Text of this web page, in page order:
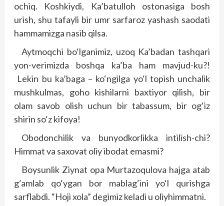
ochiq. Koshkiydi, Ka’batulloh ostonasiga bosh
urish, shu tafayli bir umr sarfaroz yashash saodati
hammamizga nasib qilsa.
Aytmoqchi bo‘lganimiz, uzoq Ka’badan tashqari
yon-verimizda boshqa ka’ba ham mavjud-ku?!
Lekin bu ka’baga – ko‘ngilga yo‘l topish unchalik
mushkulmas, goho kishilarni baxtiyor qilish, bir
olam savob olish uchun bir tabassum, bir og‘iz
shirin so‘z kifoya!
Obodonchilik va bunyodkorlikka intilish-chi?
Himmat va saxovat oliy ibodat emasmi?
Boysunlik Ziynat opa Murtazoqulova hajga atab
g‘amlab qo‘ygan bor mablag‘ini yo‘l qurishga
sarflabdi. “Hoji xola” degimiz keladi u oliyhimmatni.